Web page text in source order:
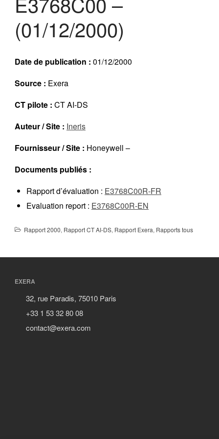
Réalisations récentes
Galerie
Lettres d’information (FR)
Connexion
(01/12/2000)
Date de publication : 01/12/2000
Source : Exera
CT pilote : CT AI-DS
Auteur / Site : Ineris
Fournisseur / Site : Honeywell –
Documents publiés :
Rapport d’évaluation : E3768C00R-FR
Evaluation report : E3768C00R-EN
Rapport 2000, Rapport CT AI-DS, Rapport Exera, Rapports tous
EXERA
32, rue Paradis, 75010 Paris
+33 1 53 32 80 08
contact@exera.com